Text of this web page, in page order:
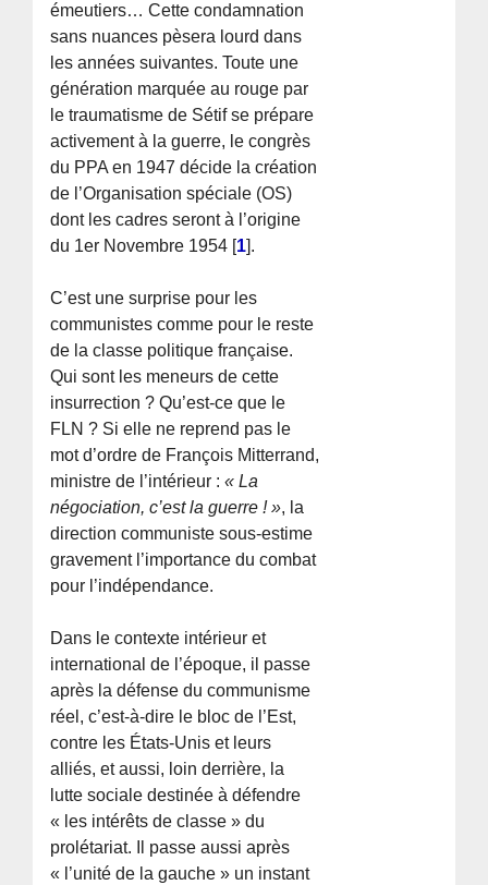
émeutiers… Cette condamnation
sans nuances pèsera lourd dans
les années suivantes. Toute une
génération marquée au rouge par
le traumatisme de Sétif se prépare
activement à la guerre, le congrès
du PPA en 1947 décide la création
de l’Organisation spéciale (OS)
dont les cadres seront à l’origine
du 1er Novembre 1954 1 .
C’est une surprise pour les
communistes comme pour le reste
de la classe politique française.
Qui sont les meneurs de cette
insurrection ? Qu’est-ce que le
FLN ? Si elle ne reprend pas le
mot d’ordre de François Mitterrand,
ministre de l’intérieur :« La
négociation, c’est la guerre ! », la
direction communiste sous-estime
gravement l’importance du combat
pour l’indépendance.
Dans le contexte intérieur et
international de l’époque, il passe
après la défense du communisme
réel, c’est-à-dire le bloc de l’Est,
contre les États-Unis et leurs
alliés, et aussi, loin derrière, la
lutte sociale destinée à défendre
« les intérêts de classe » du
prolétariat. Il passe aussi après
« l’unité de la gauche » un instant